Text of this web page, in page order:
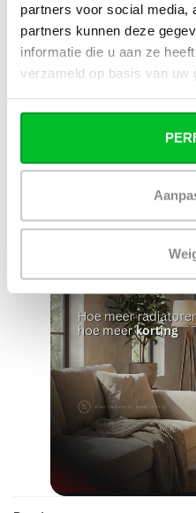
partners voor social media,
partners kunnen deze
informatie die u aan ze
verzameld op basis van uw
Ruim assortiment
Levering uit eigen
voorraad
Zelf ophalen in de
winkel?
Wij zijn 6 dagen per